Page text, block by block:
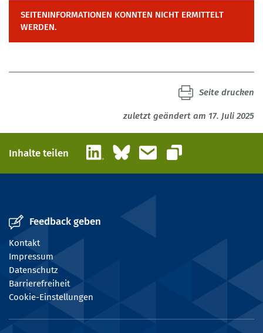
SEITENINFORMATIONEN KONNTEN NICHT ERMITTELT
WERDEN.
zuletzt geändert am 17. Juli 2025
Seite drucken
Inhalte teilen LinkedInBlueskyE-Mail
Link kopieren
Feedback geben
Kontakt
Impressum
Datenschutz
Barrierefreiheit
Cookie-Einstellungen